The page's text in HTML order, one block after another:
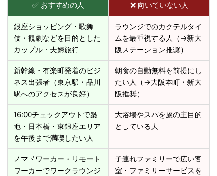
✅ おすすめの人 ❌ 向いていない人
銀座ショッピング・歌舞
伎・観劇などを目的とした
カップル・夫婦旅行
ラウンジでのカクテルタイ
ムを最重視する人（→新大
阪ステーション推奨）
新幹線・有楽町発着のビジ
ネス出張者（東京駅・品川
駅へのアクセスが良好）
朝食の自動無料を前提にし
たい人（→大阪本町・新大
阪推奨）
16:00チェックアウトで築
地・日本橋・東銀座エリア
を午後まで満喫したい人
大浴場やスパを旅の主目的
としている人
ノマドワーカー・リモート
ワーカーでワークラウンジ
子連れファミリーで広い客
室・ファミリーサービスを